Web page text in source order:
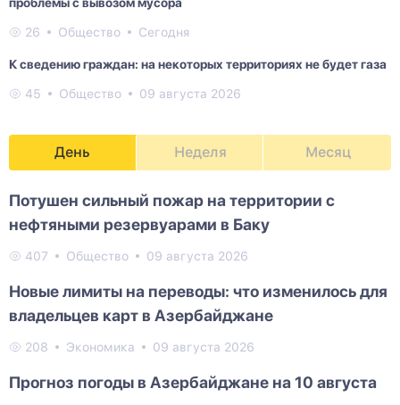
26 Общество Сегодня
К сведению граждан: на некоторых территориях не будет газа
45 Общество 09 августа 2026
День Неделя Месяц
Потушен сильный пожар на территории с
нефтяными резервуарами в Баку
407 Общество 09 августа 2026
Новые лимиты на переводы: что изменилось для
владельцев карт в Азербайджане
208 Экономика 09 августа 2026
Прогноз погоды в Азербайджане на 10 августа